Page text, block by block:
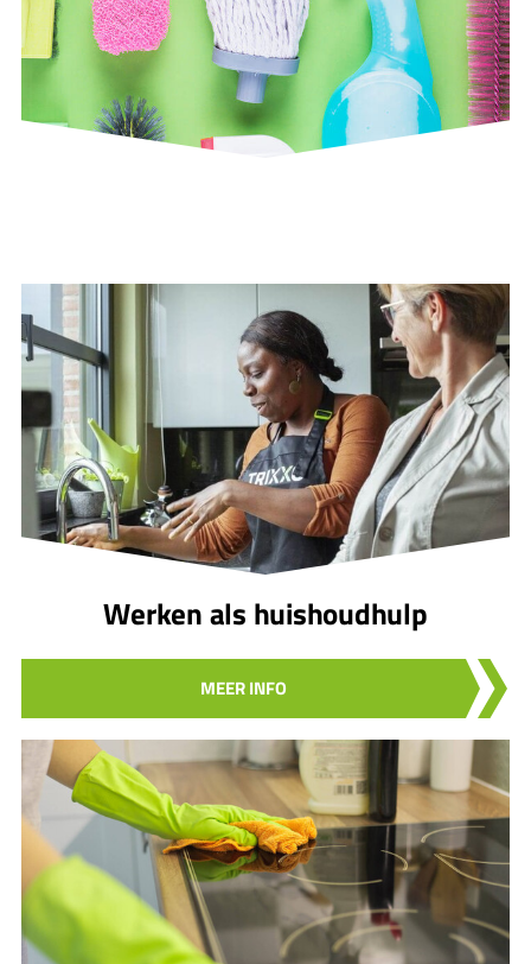
Werken als huishoudhulp
MEER INFO